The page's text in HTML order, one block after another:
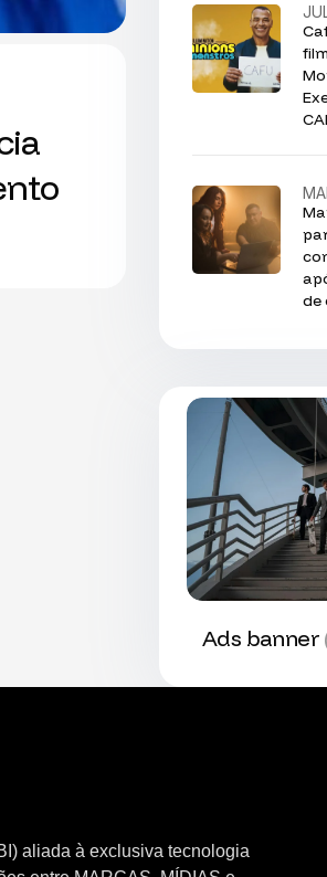
de
Ads banner
aliada à exclusiva tecnologia